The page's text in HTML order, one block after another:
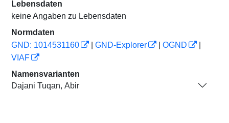
Lebensdaten
keine Angaben zu Lebensdaten
Normdaten
GND: 1014531160
GND-Explorer OGND
VIAF
Namensvarianten
Dajani Tuqan, Abir